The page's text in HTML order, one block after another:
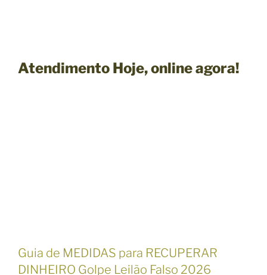
Atendimento Hoje,online agora!
Guia de MEDIDAS para RECUPERAR
DINHEIRO Golpe Leilão Falso 2026